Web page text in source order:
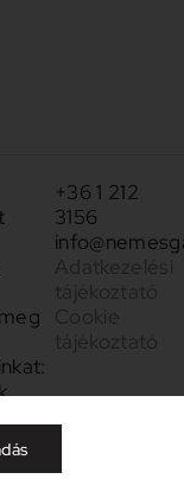
+36 1 212
3156